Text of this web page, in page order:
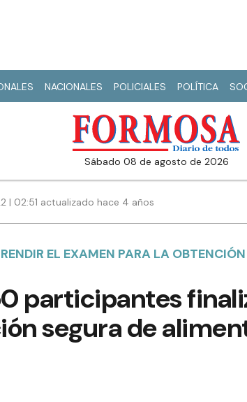
NACIONALES POLICIALES POLÍTICA
sábado 08 de agosto de 2026
| 02:51 actualizado hace 4 años
EL EXAMEN PARA LA
participantes
segura de